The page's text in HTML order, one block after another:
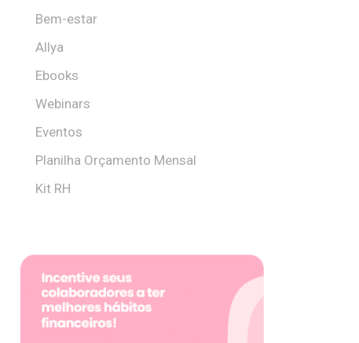
Bem-estar
Allya
Ebooks
Webinars
Eventos
Planilha Orçamento Mensal
Kit RH